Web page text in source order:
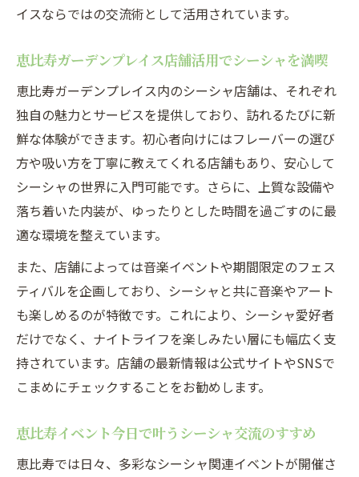
イスならではの交流術として活用されています。
恵比寿ガーデンプレイス店舗活用でシーシャを満喫
恵比寿ガーデンプレイス内のシーシャ店舗は、それぞれ
独自の魅力とサービスを提供しており、訪れるたびに新
鮮な体験ができます。初心者向けにはフレーバーの選び
方や吸い方を丁寧に教えてくれる店舗もあり、安心して
シーシャの世界に入門可能です。さらに、上質な設備や
落ち着いた内装が、ゆったりとした時間を過ごすのに最
適な環境を整えています。
また、店舗によっては音楽イベントや期間限定のフェス
ティバルを企画しており、シーシャと共に音楽やアート
も楽しめるのが特徴です。これにより、シーシャ愛好者
だけでなく、ナイトライフを楽しみたい層にも幅広く支
持されています。店舗の最新情報は公式サイトやSNSで
こまめにチェックすることをお勧めします。
恵比寿イベント今日で叶うシーシャ交流のすすめ
恵比寿では日々、多彩なシーシャ関連イベントが開催さ